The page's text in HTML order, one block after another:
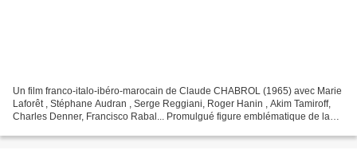
Un film franco-italo-ibéro-marocain de Claude CHABROL (1965) avec Marie
Laforêt , Stéphane Audran , Serge Reggiani, Roger Hanin , Akim Tamiroff,
Charles Denner, Francisco Rabal... Promulgué figure emblématique de la